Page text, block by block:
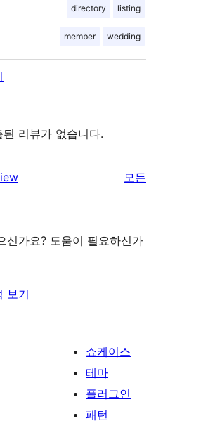
directory listing
member wedding
된 리뷰가 없습니다.
모든
신가요? 도움이 필요하신가
보기
쇼케이스
테마
플러그인
패턴